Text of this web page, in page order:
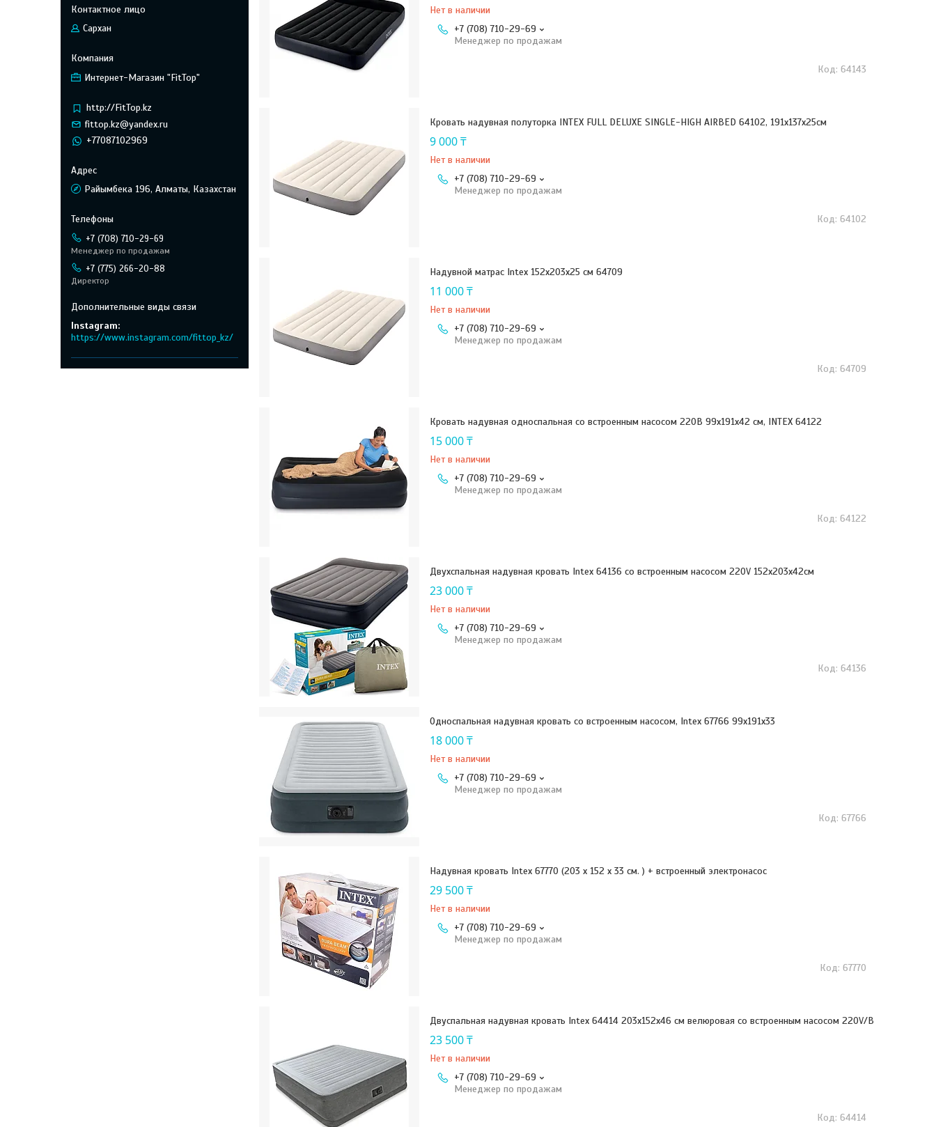
Нет в наличии
+7 (708) 710-29-69
Менеджер по продажам
64143
Кровать надувная полуторка INTEX FULL DELUXE SINGLE-HIGH AIRBED 64102, 191x137x25см
9 000 ₸
Нет в наличии
+7 (708) 710-29-69
Менеджер по продажам
64102
Надувной матрас Intex 152x203x25 см 64709
11 000 ₸
Нет в наличии
+7 (708) 710-29-69
Менеджер по продажам
64709
Кровать надувная односпальная со встроенным насосом 220В 99х191х42 см, INTEX 64122
15 000 ₸
Нет в наличии
+7 (708) 710-29-69
Менеджер по продажам
64122
Двухспальная надувная кровать Intex 64136 со встроенным насосом 220V 152х203х42см
23 000 ₸
Нет в наличии
+7 (708) 710-29-69
Менеджер по продажам
64136
Односпальная надувная кровать со встроенным насосом, Intex 67766 99х191х33
18 000 ₸
Нет в наличии
+7 (708) 710-29-69
Менеджер по продажам
67766
Надувная кровать Intex 67770 (203 x 152 x 33 см. ) + встроенный электронасос
29 500 ₸
Нет в наличии
+7 (708) 710-29-69
Менеджер по продажам
67770
Двуспальная надувная кровать Intex 64414 203х152х46 см велюровая со встроенным насосом 220V/В
23 500 ₸
Нет в наличии
+7 (708) 710-29-69
Менеджер по продажам
64414
Сархан
Интернет-Магазин "FitTop"
http://FitTop.kz
fittop.kz@yandex.ru
+77087102969
Райымбека 196, Алматы, Казахстан
+7 (708) 710-29-69
Менеджер по продажам
+7 (775) 266-20-88
Директор
Instagram
https://www.instagram.com/fittop_kz/